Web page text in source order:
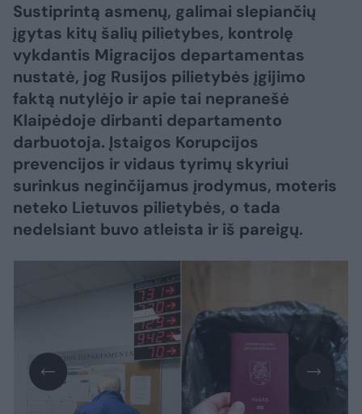
Sustiprintą asmenų, galimai slepiančių
įgytas kitų šalių pilietybes, kontrolę
vykdantis Migracijos departamentas
nustatė, jog Rusijos pilietybės įgijimo
faktą nutylėjo ir apie tai nepranešė
Klaipėdoje dirbanti departamento
darbuotoja. Įstaigos Korupcijos
prevencijos ir vidaus tyrimų skyriui
surinkus neginčijamus įrodymus, moteris
neteko Lietuvos pilietybės, o tada
nedelsiant buvo atleista ir iš pareigų.